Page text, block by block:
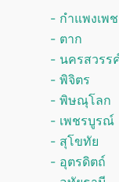
- กำแพงเพ
- ตาก
- นครสวรร
- พิจิตร
- พิษณุโลก
- เพชรบูรณ์
- สุโขทัย
- อุตรดิตถ์